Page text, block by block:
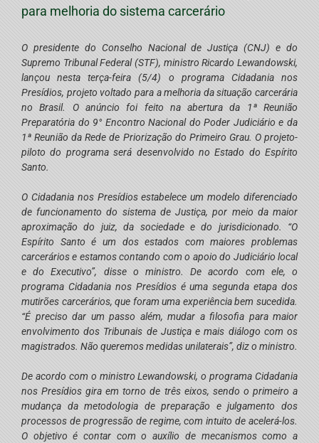
para melhoria do sistema carcerário
O presidente do Conselho Nacional de Justiça (CNJ) e do
Supremo Tribunal Federal (STF), ministro Ricardo Lewandowski,
lançou nesta terça-feira (5/4) o programa Cidadania nos
Presídios, projeto voltado para a melhoria da situação carcerária
no Brasil. O anúncio foi feito na abertura da 1ª Reunião
Preparatória do 9° Encontro Nacional do Poder Judiciário e da
1ª Reunião da Rede de Priorização do Primeiro Grau. O projeto-
piloto do programa será desenvolvido no Estado do Espírito
Santo.
O Cidadania nos Presídios estabelece um modelo diferenciado
de funcionamento do sistema de Justiça, por meio da maior
aproximação do juiz, da sociedade e do jurisdicionado. “O
Espírito Santo é um dos estados com maiores problemas
carcerários e estamos contando com o apoio do Judiciário local
e do Executivo”, disse o ministro. De acordo com ele, o
programa Cidadania nos Presídios é uma segunda etapa dos
mutirões carcerários, que foram uma experiência bem sucedida.
“É preciso dar um passo além, mudar a filosofia para maior
envolvimento dos Tribunais de Justiça e mais diálogo com os
magistrados. Não queremos medidas unilaterais”, diz o ministro.
De acordo com o ministro Lewandowski, o programa Cidadania
nos Presídios gira em torno de três eixos, sendo o primeiro a
mudança da metodologia de preparação e julgamento dos
processos de progressão de regime, com intuito de acelerá-los.
O objetivo é contar com o auxílio de mecanismos como a